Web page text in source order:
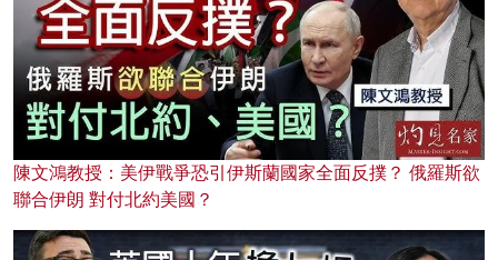
陳文鴻教授：美伊戰爭恐引伊斯蘭國家全面反撲？ 俄羅斯欲
聯合伊朗 對付北約美國？